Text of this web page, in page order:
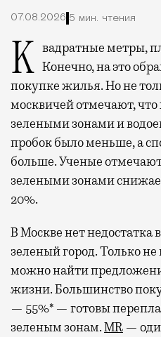
07.08.2026 5 мин. чтения
Квадратные метры, планировки, вид из окон. Конечно, на это
покупке жилья. Но не
москвичей отмечают,
зелеными зонами и
пробок было меньше, а
больше. Ученые
зелеными зонами
20%.
В Москве нет недостатка
зеленый город. Только
можно найти
жизни. Большинство
— 55%* — готовы
зеленым зонам.MR —